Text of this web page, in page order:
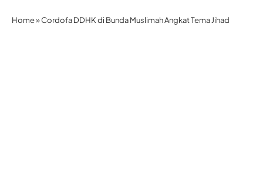
Home»Cordofa DDHK di Bunda Muslimah Angkat Tema Jihad